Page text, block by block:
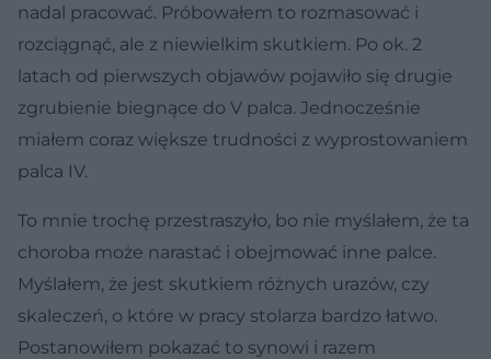
nadal pracować. Próbowałem to rozmasować i
rozciągnąć, ale z niewielkim skutkiem. Po ok. 2
latach od pierwszych objawów pojawiło się drugie
zgrubienie biegnące do V palca. Jednocześnie
miałem coraz większe trudności z wyprostowaniem
palca IV.
To mnie trochę przestraszyło, bo nie myślałem, że ta
choroba może narastać i obejmować inne palce.
Myślałem, że jest skutkiem różnych urazów, czy
skaleczeń, o które w pracy stolarza bardzo łatwo.
Postanowiłem pokazać to synowi i razem